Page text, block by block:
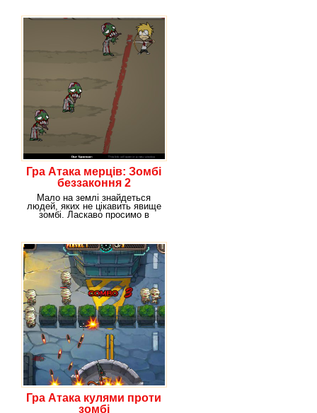
Гра Атака мерців: Зомбі
беззаконня 2
Мало на землі знайдеться
людей, яких не цікавить явище
зомбі. Ласкаво просимо в
Гра Атака кулями проти
зомбі